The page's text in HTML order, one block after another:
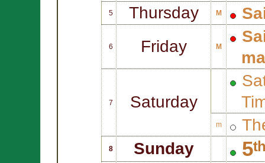
5 Thursday M
6 Friday M
7 Saturday
m
8 Sunday